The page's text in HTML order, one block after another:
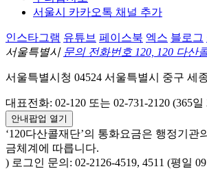
서울시 카카오톡 채널 추가
인스타그램 유튜브 페이스북 엑스 블로그
서울특별시 문의 전화번호 120, 120 다산
서울특별시청 04524 서울특별시 중구 세
대표전화: 02-120 또는 02-731-2120 (365
안내팝업 열기
‘120다산콜재단’의 통화요금은 행정기관
금체계에 따릅니다.
) 로그인 문의: 02-2126-4519, 4511 (평일